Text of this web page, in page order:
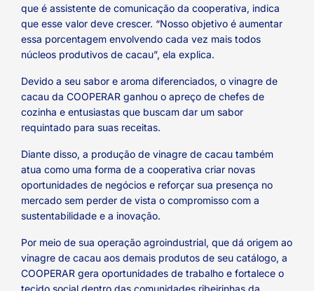
que é assistente de comunicação da cooperativa, indica
que esse valor deve crescer. “Nosso objetivo é aumentar
essa porcentagem envolvendo cada vez mais todos
núcleos produtivos de cacau”, ela explica.
Devido a seu sabor e aroma diferenciados, o vinagre de
cacau da COOPERAR ganhou o apreço de chefes de
cozinha e entusiastas que buscam dar um sabor
requintado para suas receitas.
Diante disso, a produção de vinagre de cacau também
atua como uma forma de a cooperativa criar novas
oportunidades de negócios e reforçar sua presença no
mercado sem perder de vista o compromisso com a
sustentabilidade e a inovação.
Por meio de sua operação agroindustrial, que dá origem ao
vinagre de cacau aos demais produtos de seu catálogo, a
COOPERAR gera oportunidades de trabalho e fortalece o
tecido social dentro das comunidades ribeirinhas da